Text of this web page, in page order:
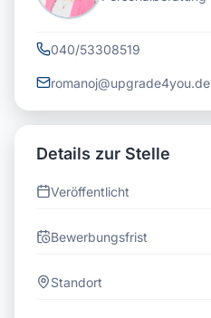
040/53308519
romanoj@upgrade4you.de
Details zur Stelle
Veröffentlicht
Bewerbungsfrist
Standort